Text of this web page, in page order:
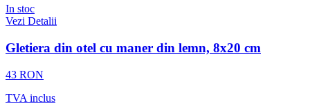
In stoc
Vezi Detalii
Gletiera din otel cu maner din lemn, 8x20 cm
43 RON
TVA inclus